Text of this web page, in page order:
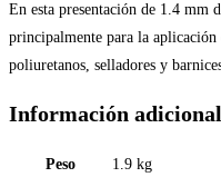
En esta presentación de 1.4 mm
principalmente para la aplicación
poliuretanos, selladores y
Información adicional
Peso
1.9 kg